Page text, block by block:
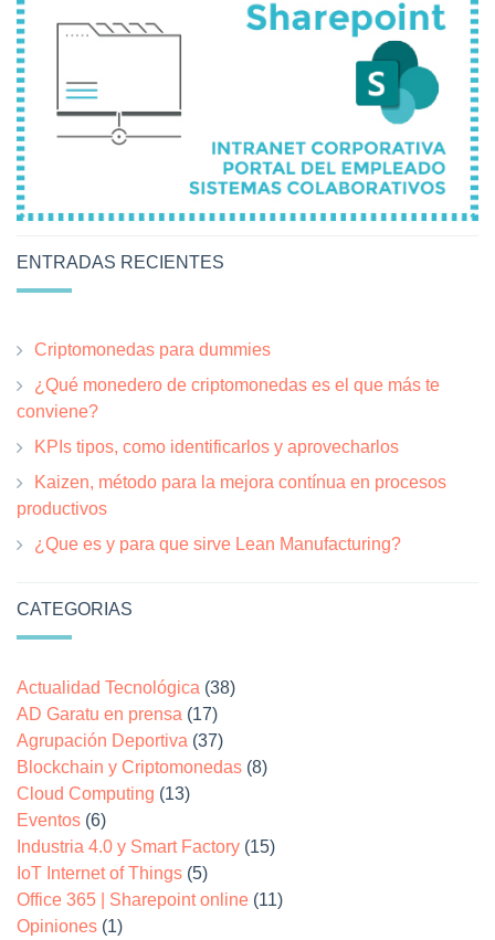
ENTRADAS RECIENTES
Criptomonedas para dummies
¿Qué monedero de criptomonedas es el que más te
conviene?
KPIs tipos, como identificarlos y aprovecharlos
Kaizen, método para la mejora contínua en procesos
productivos
¿Que es y para que sirve Lean Manufacturing?
CATEGORIAS
Actualidad Tecnológica (38)
AD Garatu en prensa (17)
Agrupación Deportiva (37)
Blockchain y Criptomonedas (8)
Cloud Computing (13)
Eventos (6)
Industria 4.0 y Smart Factory (15)
IoT Internet of Things (5)
Office 365 | Sharepoint online (11)
Opiniones (1)